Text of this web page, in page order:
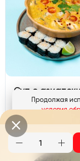
Суп с
песто,
и форелью
715₽
Продолжая
условия
соглашаетесь с